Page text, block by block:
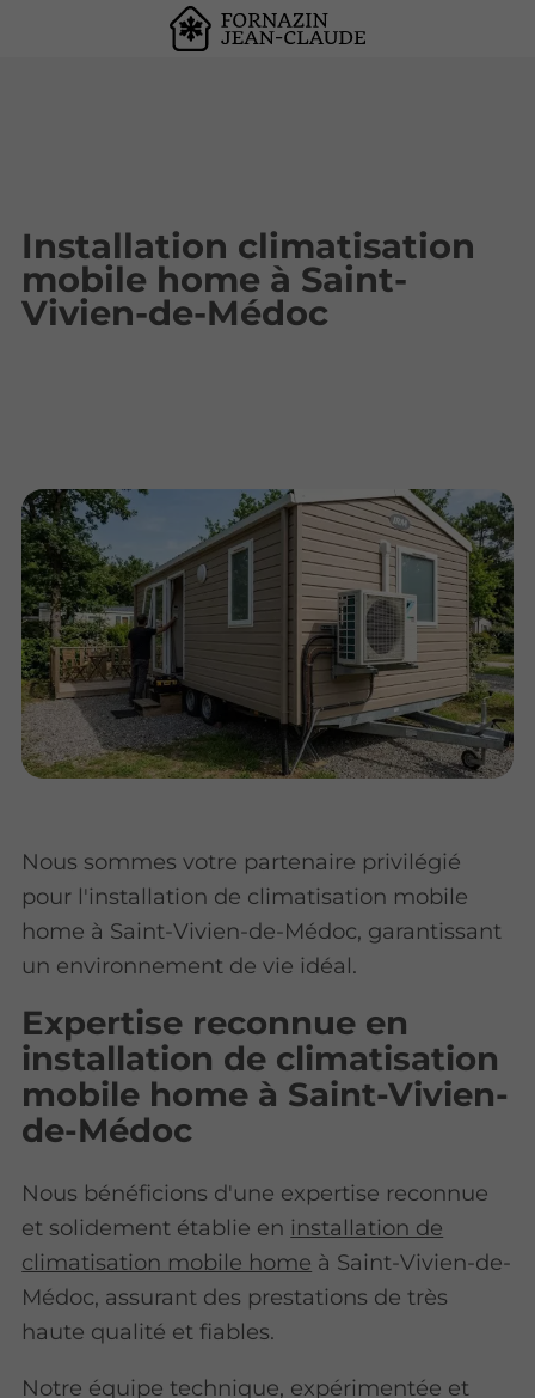
Installation climatisation
mobile home à Saint-
Vivien-de-Médoc
Nous sommes votre partenaire privilégié
pour l'installation de climatisation mobile
home à Saint-Vivien-de-Médoc, garantissant
un environnement de vie idéal.
Expertise reconnue en
installation de climatisation
mobile home à Saint-Vivien-
de-Médoc
Nous bénéficions d'une expertise reconnue
et solidement établie en installation de
climatisation mobile home à Saint-Vivien-de-
Médoc, assurant des prestations de très
haute qualité et fiables.
Notre équipe technique, expérimentée et